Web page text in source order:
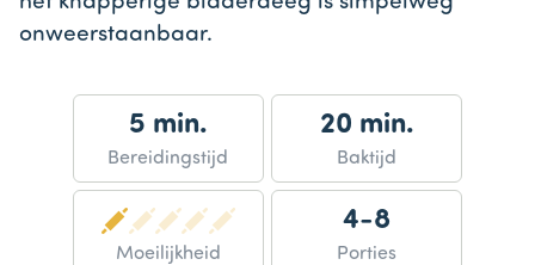
onweerstaanbaar.
5 min.
Bereidingstijd
20 min.
Baktijd
Moeilijkheid
4-8
Porties